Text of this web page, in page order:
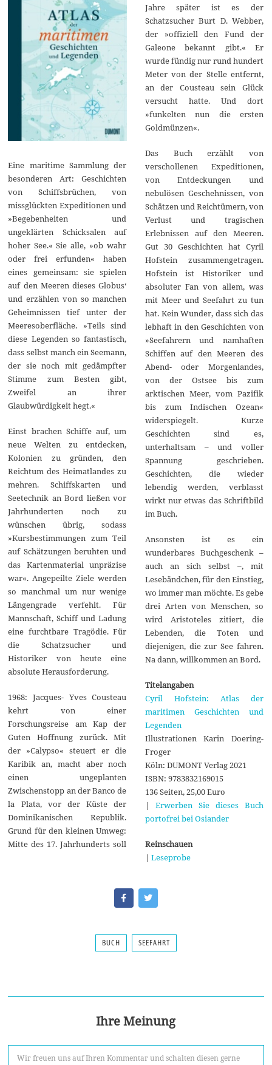
Eine maritime Sammlung der
besonderen Art: Geschichten
von Schiffsbrüchen, von
missglückten Expeditionen und
»Begebenheiten und
ungeklärten Schicksalen auf
hoher See.« Sie alle, »ob wahr
oder frei erfunden« haben
eines gemeinsam: sie spielen
auf den Meeren dieses Globus‘
und erzählen von so manchen
Geheimnissen tief unter der
Meeresoberfläche. »Teils sind
diese Legenden so fantastisch,
dass selbst manch ein Seemann,
der sie noch mit gedämpfter
Stimme zum Besten gibt,
Zweifel an ihrer
Glaubwürdigkeit hegt.«
Einst brachen Schiffe auf, um
neue Welten zu entdecken,
Kolonien zu gründen, den
Reichtum des Heimatlandes zu
mehren. Schiffskarten und
Seetechnik an Bord ließen vor
Jahrhunderten noch zu
wünschen übrig, sodass
»Kursbestimmungen zum Teil
auf Schätzungen beruhten und
das Kartenmaterial unpräzise
war«. Angepeilte Ziele werden
so manchmal um nur wenige
Längengrade verfehlt. Für
Mannschaft, Schiff und Ladung
eine furchtbare Tragödie. Für
die Schatzsucher und
Historiker von heute eine
absolute Herausforderung.
1968: Jacques- Yves Cousteau
kehrt von einer
Forschungsreise am Kap der
Guten Hoffnung zurück. Mit
der »Calypso« steuert er die
Karibik an, macht aber noch
einen ungeplanten
Zwischenstopp an der Banco de
la Plata, vor der Küste der
Dominikanischen Republik.
Grund für den kleinen Umweg:
Mitte des 17. Jahrhunderts soll
Jahre später ist es der
Schatzsucher Burt D. Webber,
der »offiziell den Fund der
Galeone bekannt gibt.« Er
wurde fündig nur rund hundert
Meter von der Stelle entfernt,
an der Cousteau sein Glück
versucht hatte. Und dort
»funkelten nun die ersten
Goldmünzen«.
Das Buch erzählt von
verschollenen Expeditionen,
von Entdeckungen und
nebulösen Geschehnissen, von
Schätzen und Reichtümern, von
Verlust und tragischen
Erlebnissen auf den Meeren.
Gut 30 Geschichten hat Cyril
Hofstein zusammengetragen.
Hofstein ist Historiker und
absoluter Fan von allem, was
mit Meer und Seefahrt zu tun
hat. Kein Wunder, dass sich das
lebhaft in den Geschichten von
»Seefahrern und namhaften
Schiffen auf den Meeren des
Abend- oder Morgenlandes,
von der Ostsee bis zum
arktischen Meer, vom Pazifik
bis zum Indischen Ozean«
widerspiegelt. Kurze
Geschichten sind es,
unterhaltsam – und voller
Spannung geschrieben.
Geschichten, die wieder
lebendig werden, verblasst
wirkt nur etwas das Schriftbild
im Buch.
Ansonsten ist es ein
wunderbares Buchgeschenk –
auch an sich selbst –, mit
Lesebändchen, für den Einstieg,
wo immer man möchte. Es gebe
drei Arten von Menschen, so
wird Aristoteles zitiert, die
Lebenden, die Toten und
diejenigen, die zur See fahren.
Na dann, willkommen an Bord.
Titelangaben
Cyril Hofstein: Atlas der
maritimen Geschichten und
Legenden
Illustrationen Karin Doering-
Froger
Köln: DUMONT Verlag 2021
ISBN: 9783832169015
136 Seiten, 25,00 Euro
| Erwerben Sie dieses Buch
portofrei bei Osiander
Reinschauen
| Leseprobe
BUCH SEEFAHRT
Ihre Meinung